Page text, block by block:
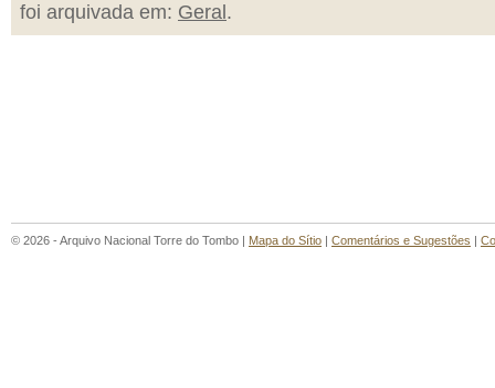
foi arquivada em: Geral .
© 2026 - Arquivo Nacional Torre do Tombo | Mapa do Sítio | Comentários e Sugestões |